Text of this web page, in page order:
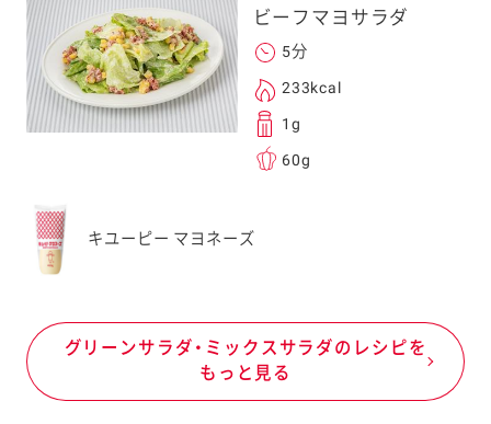
ビーフマヨサラダ
5分
233kcal
1g
60g
キユーピー マヨネーズ
グリーンサラダ・ミックスサラダのレシピを
もっと見る